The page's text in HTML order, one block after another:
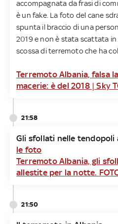
accompagnata da frasi di
è un fake. La foto del cane
spunta il braccio di una
2019 e non è stata scattata
scossa di terremoto che ha
Terremoto Albania, falsa
macerie: è del 2018 | Sky
21:58
Gli sfollati nelle
le foto
Terremoto Albania, gli
allestite per la notte.
21:50